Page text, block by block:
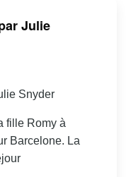
Julie
Snyder
fille Romy à
Barcelone. La